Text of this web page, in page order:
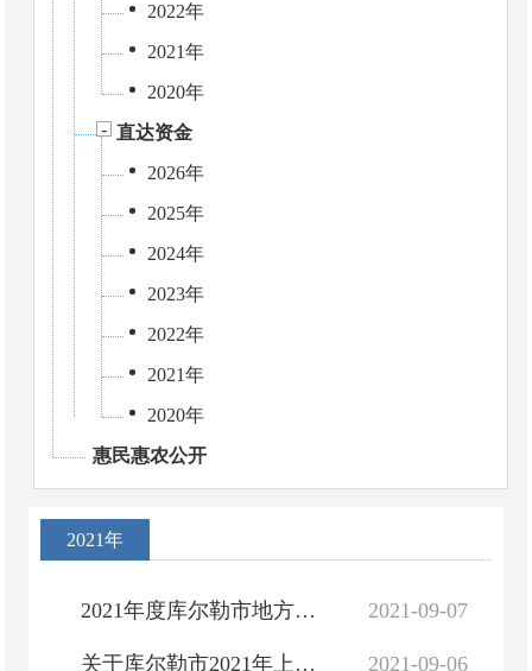
2022年
2021年
2020年
直达资金
2026年
2025年
2024年
2023年
2022年
2021年
2020年
惠民惠农公开
2021年
2021-09-07
2021年度库尔勒市地方政府债券资金使用安排情况
2021-09-06
关于库尔勒市2021年上半年预算执行及预算调整情况的报告